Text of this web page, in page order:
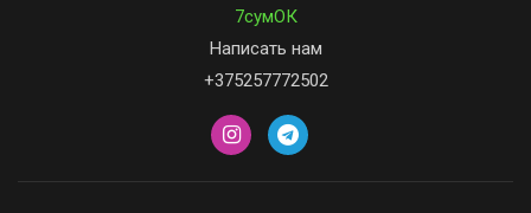
7сумОК
Написать нам
+375257772502